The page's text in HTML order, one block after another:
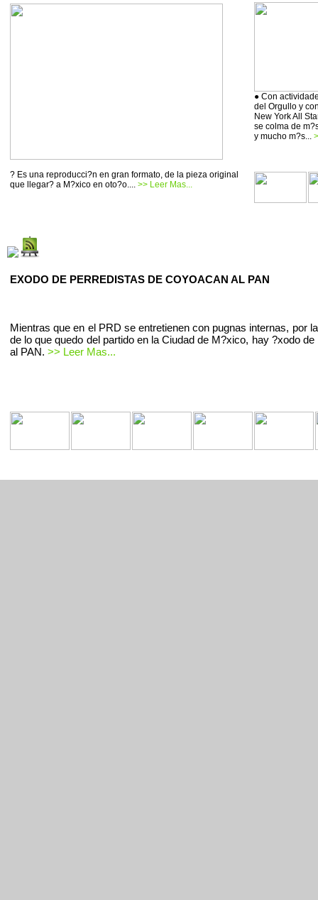
? Es una reproducci?n en gran formato, de la pieza original
que llegar? a M?xico en oto?o.... >> Leer Mas...
● Con
del Orgullo y
New York All
se colma de
y mucho m?s...
EXODO DE PERREDISTAS DE COYOACAN AL PAN
Mientras que en el PRD se entretienen con pugnas internas, por
de lo que quedo del partido en la Ciudad de M?xico, hay ?xodo de
al PAN. >> Leer Mas...